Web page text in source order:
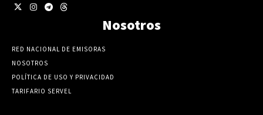
Nosotros
RED NACIONAL DE EMISORAS
NOSOTROS
POLÍTICA DE USO Y PRIVACIDAD
TARIFARIO SERVEL